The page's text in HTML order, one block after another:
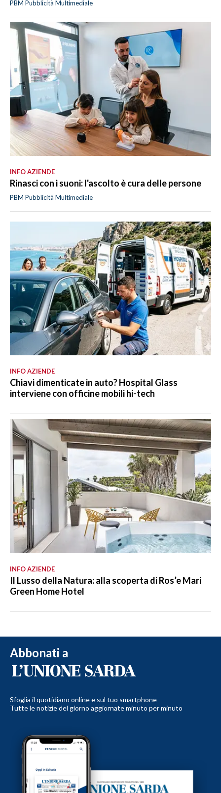
PBM Pubblicità Multimediale
INFO AZIENDE
Rinasci con i suoni: l'ascolto è cura delle persone
PBM Pubblicità Multimediale
INFO AZIENDE
Chiavi dimenticate in auto? Hospital Glass
interviene con officine mobili hi-tech
INFO AZIENDE
Il Lusso della Natura: alla scoperta di Ros’e Mari
Green Home Hotel
Abbonati a
Sfoglia il quotidiano online e sul tuo smartphone
Tutte le notizie del giorno aggiornate minuto per minuto